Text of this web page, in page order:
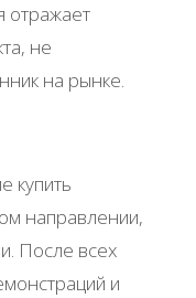
отражает
не
на рынке.
купить
направлении,
После всех
и